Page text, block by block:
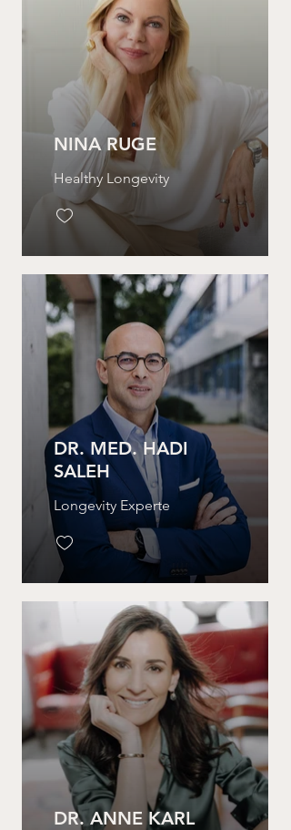
NINA RUGE
Healthy Longevity
DR. MED. HADI
SALEH
Longevity Experte
DR. ANNE KARL